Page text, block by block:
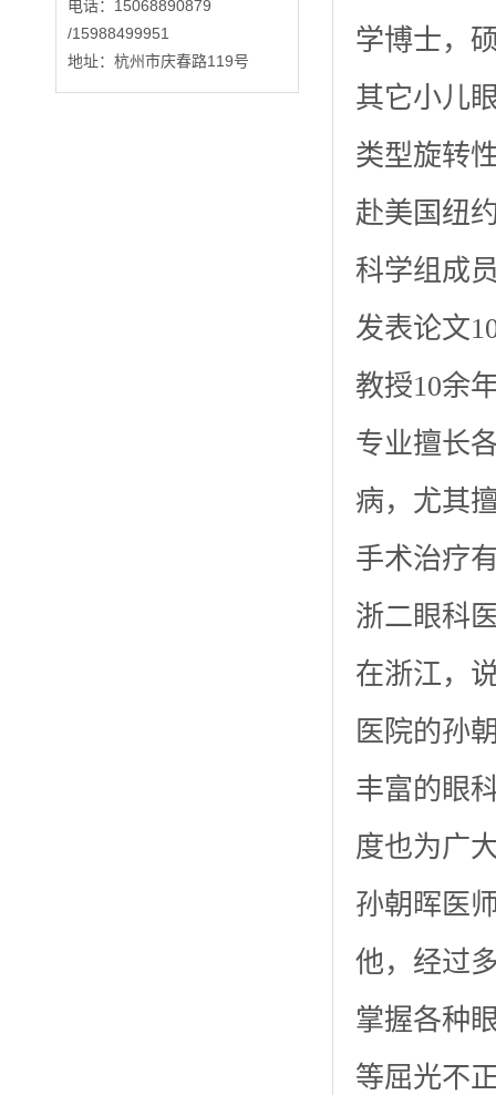
电话：15068890879
/15988499951
地址：杭州市庆春路119号
学博士，
其它小儿
类型旋转
赴美国纽
科学组成
发表论文
教授10余
专业擅长
病，尤其
手术治疗
浙二眼科
在浙江，
医院的孙
丰富的眼
度也为广
孙朝晖医
他，经过
掌握各种
等屈光不